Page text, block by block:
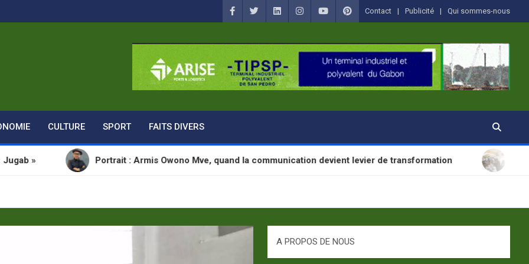
Contact Publicité Qui sommes-nous
CULTURE SPORT FAITS DIVERS
Portrait : Armis Owono Mve, quand la communication devient levier de transformation SANTÉ : La
A PROPOS DE NOUS